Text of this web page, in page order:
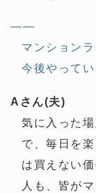
——
マンション
今後やって
Aさん(夫)
気に入った
で、毎日を
は買えない
人も、皆が